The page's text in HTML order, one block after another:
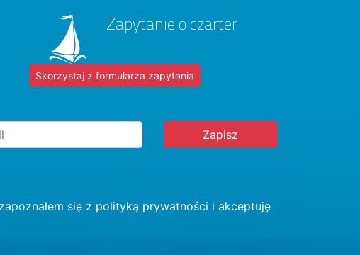
Zapytanie o czarter
Skorzystaj z formularza zapytania
się z polityką prywatności i akceptuję